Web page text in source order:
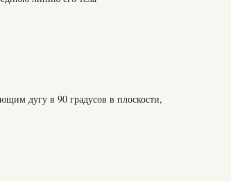
дугу в 90 градусов в плоскости,